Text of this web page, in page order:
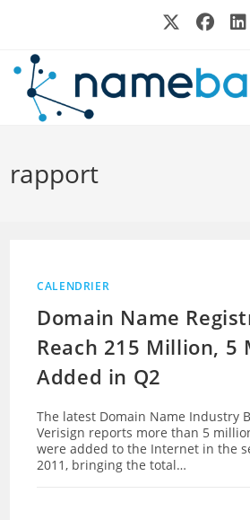
rapport
CALENDRIER
Domain Name
Reach 215 Million, 5
Added in Q2
The latest Domain Name Industry
Verisign reports more than 5
were added to the Internet in the
2011, bringing the total…